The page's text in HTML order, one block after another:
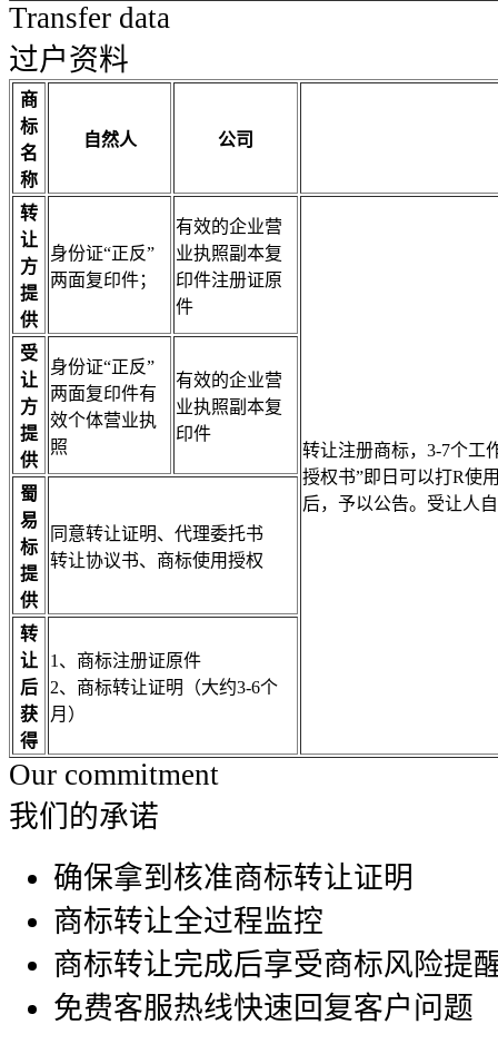
Transfer data
过户资料
商
标
名
称
自然人 公司
转
让
方
提
供
身份证“正反”
两面复印件；
有效的企业营
业执照副本复
印件注册证原
件
转让注册商标，3-7个工
授权书”即日可以打R使
后，予以公告。受让人
受
让
方
提
供
身份证“正反”
两面复印件有
效个体营业执
照
有效的企业营
业执照副本复
印件
蜀
易
标
提
供
同意转让证明、代理委托书
转让协议书、商标使用授权
转
让
后
获
得
1、商标注册证原件
2、商标转让证明（大约3-6个
月）
Our commitment
我们的承诺
确保拿到核准商标转让证明
商标转让全过程监控
商标转让完成后享受商标风险提
免费客服热线快速回复客户问题